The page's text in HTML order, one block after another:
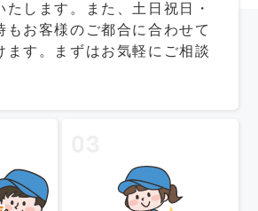
たします。また、土日祝日・
もお客様のご都合に合わせて
ます。まずはお気軽にご相談